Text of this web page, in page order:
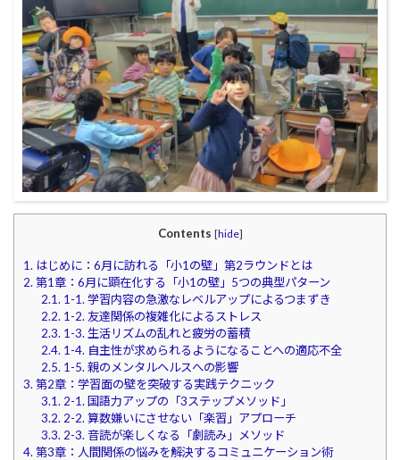
Contents [hide]
1. はじめに：6月に訪れる「小1の壁」第2ラウンドとは
2. 第1章：6月に顕在化する「小1の壁」5つの典型パターン
2.1. 1-1. 学習内容の急激なレベルアップによるつまずき
2.2. 1-2. 友達関係の複雑化によるストレス
2.3. 1-3. 生活リズムの乱れと疲労の蓄積
2.4. 1-4. 自主性が求められるようになることへの適応不全
2.5. 1-5. 親のメンタルヘルスへの影響
3. 第2章：学習面の壁を突破する実践テクニック
3.1. 2-1. 国語力アップの「3ステップメソッド」
3.2. 2-2. 算数嫌いにさせない「楽習」アプローチ
3.3. 2-3. 音読が楽しくなる「劇読み」メソッド
4. 第3章：人間関係の悩みを解決するコミュニケーション術